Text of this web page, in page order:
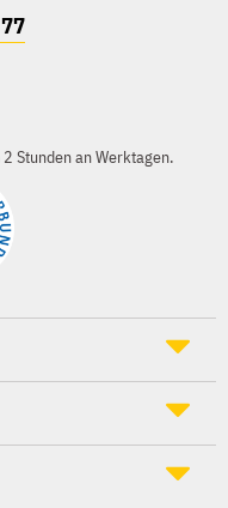
Stunden an Werktagen.